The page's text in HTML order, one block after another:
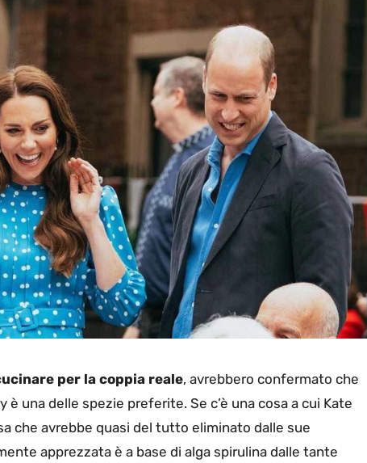
per la coppia reale, avrebbero confermato che
una delle spezie preferite. Se c’è una cosa a cui Kate
che avrebbe quasi del tutto eliminato dalle sue
apprezzata è a base di alga spirulina dalle tante